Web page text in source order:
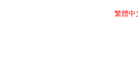
繁體中